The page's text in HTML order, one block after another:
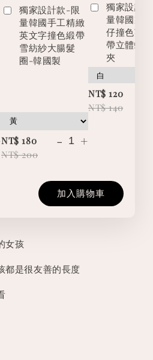
獨家設計款-限
量韓國手工精緻
英文字撞色緞帶
雪紡紗大腸髮
圈-韓國製
NT$ 180
NT$ 200
- +
獨家設計
量韓國製
仔撞色英
帶立體蝴
夾
NT$ 120
NT$ 140
加入購物車
女孩
都是很友善的長度